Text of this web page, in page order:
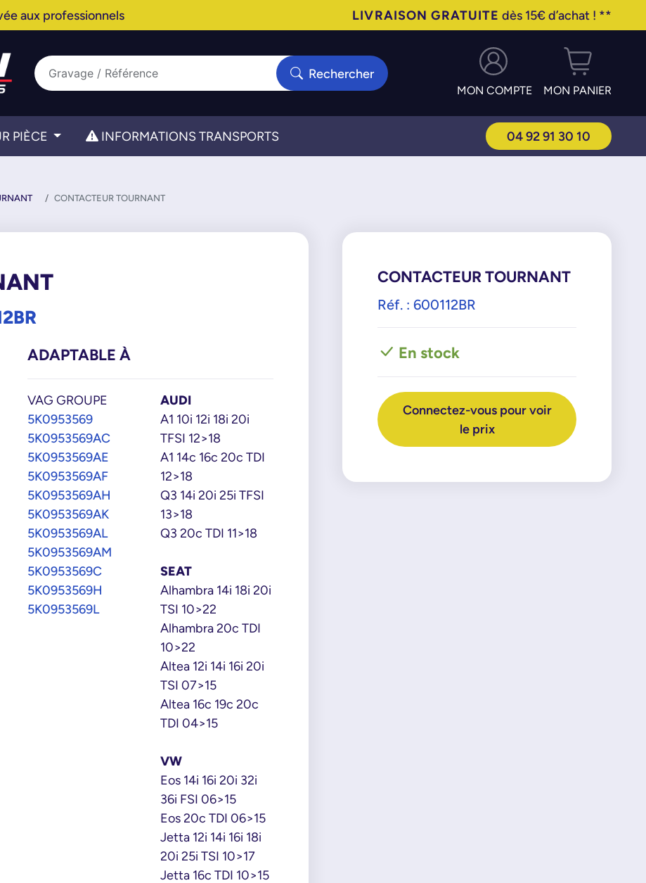
aux professionnels LIVRAISON GRATUITE dès 15€ d’achat ! **
Rechercher
MON COMPTE MON PANIER
PIÈCE INFORMATIONS TRANSPORTS 04 92 91 30 10
CONTACTEUR TOURNANT
ADAPTABLE À
VAG GROUPE
5K0953569
5K0953569AC
5K0953569AE
5K0953569AF
5K0953569AH
5K0953569AK
5K0953569AL
5K0953569AM
5K0953569C
5K0953569H
5K0953569L
AUDI
A1 10i 12i 18i 20i
TFSI 12>18
A1 14c 16c 20c TDI
12>18
Q3 14i 20i 25i TFSI
13>18
Q3 20c TDI 11>18
SEAT
Alhambra 14i 18i 20i
TSI 10>22
Alhambra 20c TDI
10>22
Altea 12i 14i 16i 20i
TSI 07>15
Altea 16c 19c 20c
TDI 04>15
VW
Eos 14i 16i 20i 32i
36i FSI 06>15
Eos 20c TDI 06>15
Jetta 12i 14i 16i 18i
20i 25i TSI 10>17
Jetta 16c TDI 10>15
CONTACTEUR TOURNANT
Réf. : 600112BR
En stock
Connectez-vous pour voir
le prix